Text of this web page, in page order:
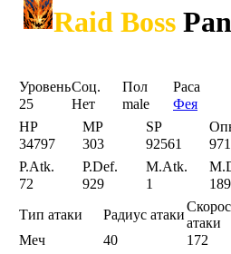
Raid Boss
УровеньСоц. Пол
Раса
25
Нет male
Фея
HP
MP SP
34797
303 92561
P.Atk.
P.Def. M.Atk.
72
929 1
189
Тип атаки
Радиус атаки
атаки
Меч
40
172